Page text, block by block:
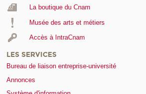
La boutique du Cnam
Musée des arts et métiers
Accès à IntraCnam
LES SERVICES
Bureau de liaison entreprise-université
Annonces